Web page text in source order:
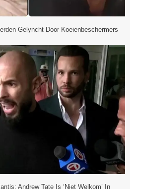
Gelyncht Door Koeienbeschermers
Andrew Tate Is ‘niet Welkom’ In